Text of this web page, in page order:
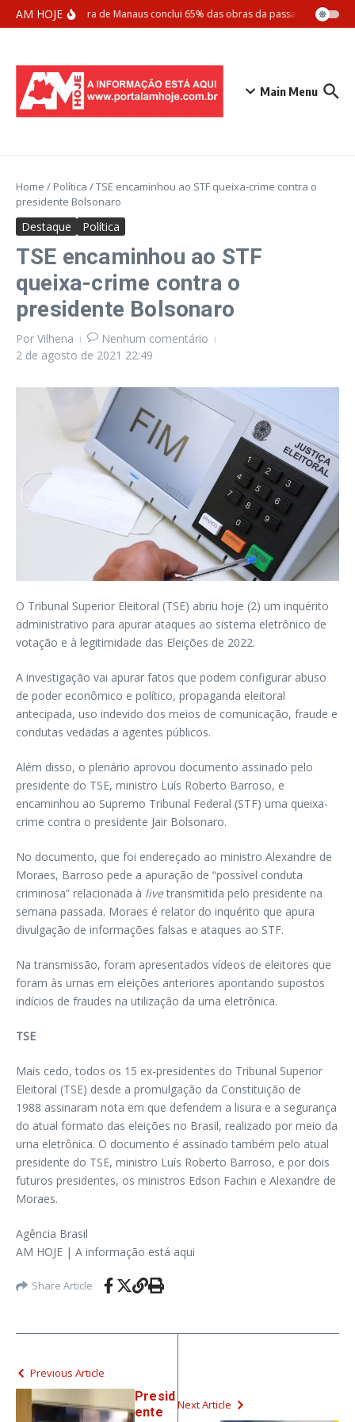
Ir para o conteúdo
AM HOJEPrefeitura de Manaus conclui 65% das obras da passarela Santos
Main Menu
Home / Política /TSE encaminhou ao STF queixa-crime contra o
presidente Bolsonaro
Destaque Política
TSE encaminhou ao STF
queixa-crime contra o
presidente Bolsonaro
Por Vilhena
Nenhum comentário
2 de agosto de 2021 22:49
O Tribunal Superior Eleitoral (TSE) abriu hoje (2) um inquérito
administrativo para apurar ataques ao sistema eletrônico de
votação e à legitimidade das Eleições de 2022.
A investigação vai apurar fatos que podem configurar abuso
de poder econômico e político, propaganda eleitoral
antecipada, uso indevido dos meios de comunicação, fraude e
condutas vedadas a agentes públicos.
Além disso, o plenário aprovou documento assinado pelo
presidente do TSE, ministro Luís Roberto Barroso, e
encaminhou ao Supremo Tribunal Federal (STF) uma queixa-
crime contra o presidente Jair Bolsonaro.
No documento, que foi endereçado ao ministro Alexandre de
Moraes, Barroso pede a apuração de “possível conduta
criminosa” relacionada à livetransmitida pelo presidente na
semana passada. Moraes é relator do inquérito que apura
divulgação de informações falsas e ataques ao STF.
Na transmissão, foram apresentados vídeos de eleitores que
foram às urnas em eleições anteriores apontando supostos
indícios de fraudes na utilização da urna eletrônica.
TSE
Mais cedo, todos os 15 ex-presidentes do Tribunal Superior
Eleitoral (TSE) desde a promulgação da Constituição de
1988 assinaram nota em que defendem a lisura e a segurança
do atual formato das eleições no Brasil, realizado por meio da
urna eletrônica. O documento é assinado também pelo atual
presidente do TSE, ministro Luís Roberto Barroso, e por dois
futuros presidentes, os ministros Edson Fachin e Alexandre de
Moraes.
Agência Brasil
AM HOJE | A informação está aqui
Share Article
Previous Article
Presid
ente
Next Article